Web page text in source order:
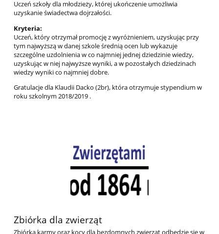
Uczeń szkoły dla młodzieży, której ukończenie umożliwia
uzyskanie świadectwa dojrzałości.
Kryteria:
Uczeń, który otrzymał promocję z wyróżnieniem, uzyskując przy
tym najwyższą w danej szkole średnią ocen lub wykazuje
szczególne uzdolnienia w co najmniej jednej dziedzinie wiedzy,
uzyskując w niej najwyższe wyniki, a w pozostałych dziedzinach
wiedzy wyniki co najmniej dobre.
Gratulacje dla Klaudii Dacko (2br), która otrzymuje stypendium w
roku szkolnym 2018/2019 .
Zbiórka dla zwierząt
Zbiórka karmy oraz kocy dla bezdomnych zwierząt odbędzie się w